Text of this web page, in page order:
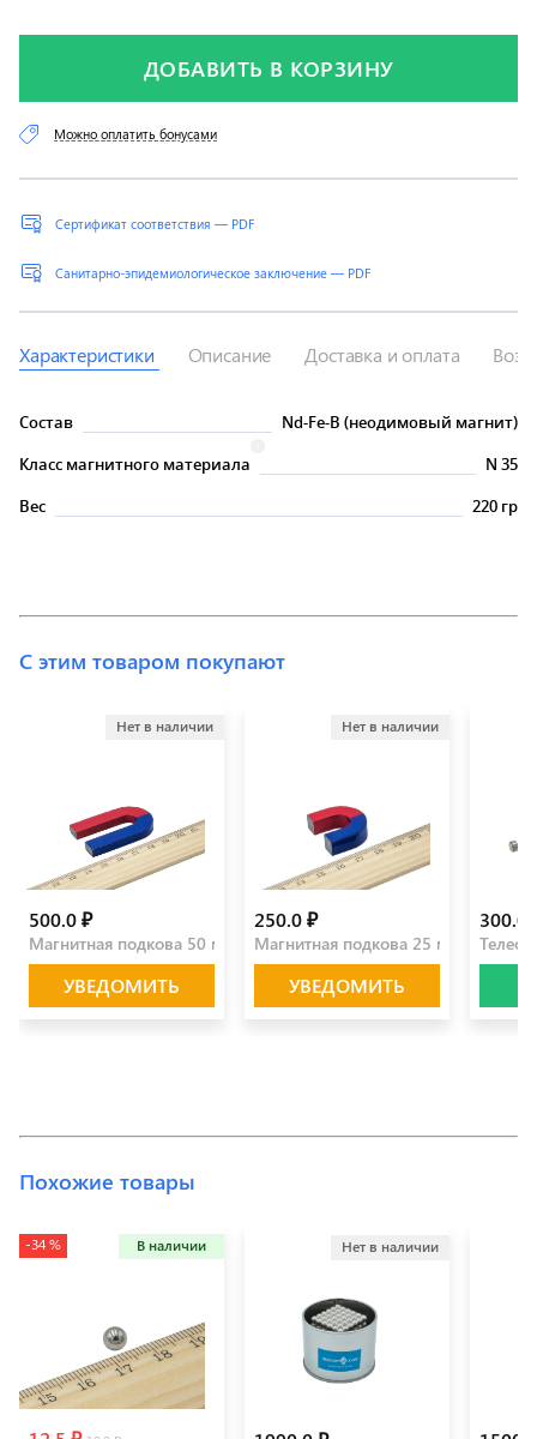
ДОБАВИТЬ В КОРЗИНУ
Сертификат соответствия — PDF
Санитарно-эпидемиологическое заключение — PDF
Можно оплатить бонусами
Характеристики Описание Доставка и оплата
Состав
Nd-Fe-B (неодимовый магнит)
Класс магнитного материала
N 35
Вес
220 гр
С этим товаром покупают
Нет в наличии
500.0 ₽
Магнитная подкова 50 мм
УВЕДОМИТЬ
Нет в наличии
250.0 ₽
Магнитная подкова 25 мм
УВЕДОМИТЬ
300.0
Похожие товары
-34 % В наличии Нет в наличии